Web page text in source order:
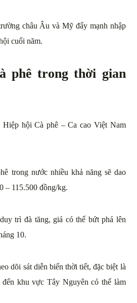
châu Âu và Mỹ đẩy mạnh nhập
cuối năm.
phê trong thời gian
Hiệp hội Cà phê – Ca cao Việt Nam
trong nước nhiều khả năng sẽ dao
– 115.500 đồng/kg.
trì đà tăng, giá có thể bứt phá lên
10.
dõi sát diễn biến thời tiết, đặc biệt là
đến khu vực Tây Nguyên có thể làm